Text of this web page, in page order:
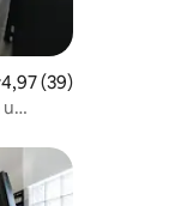
оценка:
4,97 (39)